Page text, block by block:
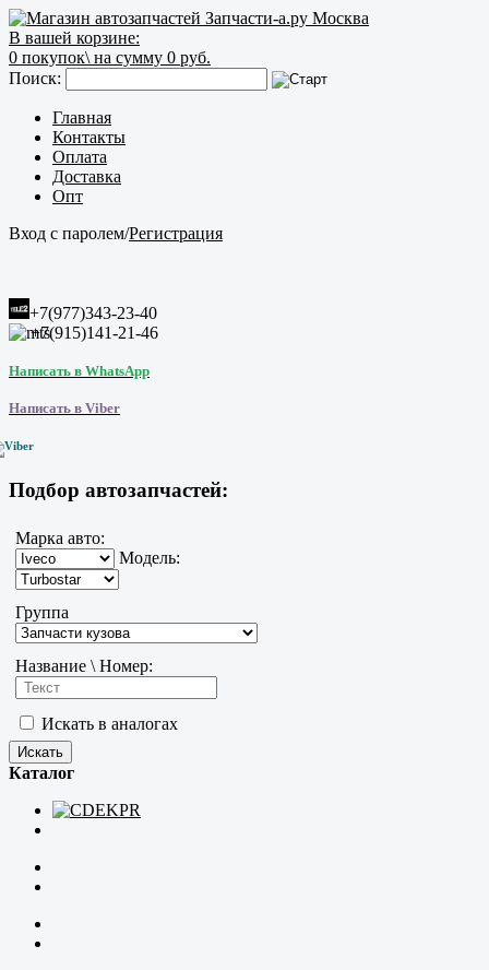
В вашей корзине:
0 покупок\ на сумму 0 руб.
Поиск:
Главная
Контакты
Оплата
Доставка
Опт
Вход с паролем/Регистрация
+7(977)343-23-40
+7(915)141-21-46
Написать в WhatsApp
Написать в Viber
Подбор автозапчастей:
Марка авто:
Модель:
Группа
Название \ Номер:
Искать в аналогах
Каталог